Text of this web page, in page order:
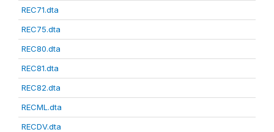
REC71.dta
REC75.dta
REC80.dta
REC81.dta
REC82.dta
RECML.dta
RECDV.dta